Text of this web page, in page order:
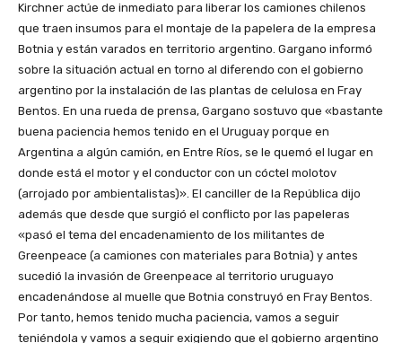
Kirchner actúe de inmediato para liberar los camiones chilenos
que traen insumos para el montaje de la papelera de la empresa
Botnia y están varados en territorio argentino. Gargano informó
sobre la situación actual en torno al diferendo con el gobierno
argentino por la instalación de las plantas de celulosa en Fray
Bentos. En una rueda de prensa, Gargano sostuvo que «bastante
buena paciencia hemos tenido en el Uruguay porque en
Argentina a algún camión, en Entre Ríos, se le quemó el lugar en
donde está el motor y el conductor con un cóctel molotov
(arrojado por ambientalistas)». El canciller de la República dijo
además que desde que surgió el conflicto por las papeleras
«pasó el tema del encadenamiento de los militantes de
Greenpeace (a camiones con materiales para Botnia) y antes
sucedió la invasión de Greenpeace al territorio uruguayo
encadenándose al muelle que Botnia construyó en Fray Bentos.
Por tanto, hemos tenido mucha paciencia, vamos a seguir
teniéndola y vamos a seguir exigiendo que el gobierno argentino